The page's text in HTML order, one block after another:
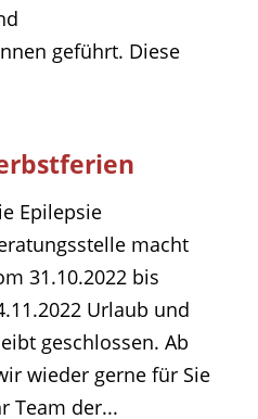
geführt. Diese
Epilepsie
macht
31.10.2022 bis
Urlaub und
geschlossen. Ab
wieder gerne für Sie
Team der...